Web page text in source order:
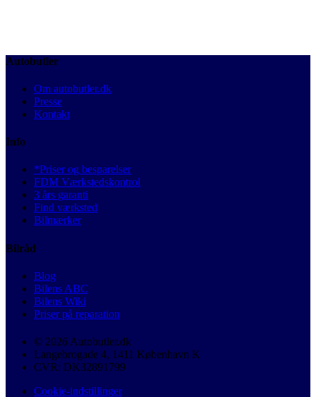
Autobutler
Om autobutler.dk
Presse
Kontakt
Info
*Priser og besparelser
FDM Værkstedskontrol
3 års garanti
Find værksted
Bilmærker
Bilråd
Blog
Bilens ABC
Bilens Wiki
Priser på reparation
© 2026 Autobutler.dk
Langebrogade 4, 1411 København K
CVR: DK32891799
Cookie-indstillinger